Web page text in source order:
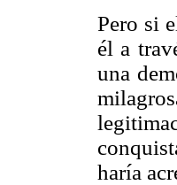
Pero si
él a
una
haría